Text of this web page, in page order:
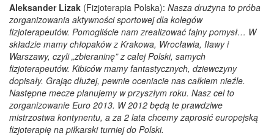
Aleksander Lizak (Fizjoterapia Polska): Nasza drużyna to próba
zorganizowania aktywności sportowej dla kolegów
fizjoterapeutów. Pomogliście nam zrealizować fajny pomysł… W
składzie mamy chłopaków z Krakowa, Wrocławia, Iławy i
Warszawy, czyli „zbieraninę” z całej Polski, samych
fizjoterapeutów. Kibiców mamy fantastycznych, dziewczyny
dopisały. Grając dłużej, pewnie oceniacie nas całkiem nieźle.
Następne mecze planujemy w przyszłym roku. Nasz cel to
zorganizowanie Euro 2013. W 2012 będą te prawdziwe
mistrzostwa kontynentu, a za 2 lata chcemy zaprosić europejską
fizjoterapię na piłkarski turniej do Polski.